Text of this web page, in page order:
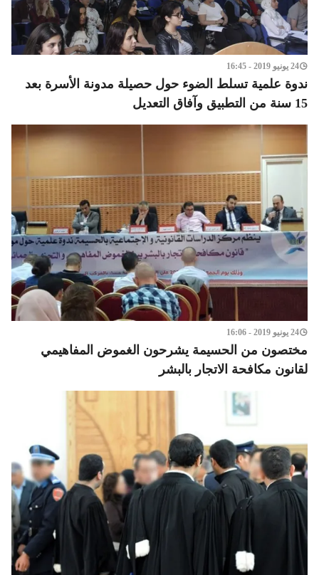
24 يونيو 2019 - 16:45
ندوة علمية تسلط الضوء حول حصيلة مدونة الأسرة بعد
15 سنة من التطبيق وآفاق التعديل
24 يونيو 2019 - 16:06
مختصون من الحسيمة يشرحون الغموض المفاهيمي
لقانون مكافحة الاتجار بالبشر